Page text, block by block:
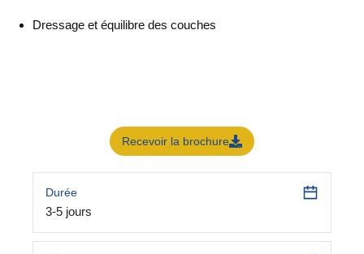
Dressage et équilibre des couches
Recevoir la brochure
Durée
3-5 jours